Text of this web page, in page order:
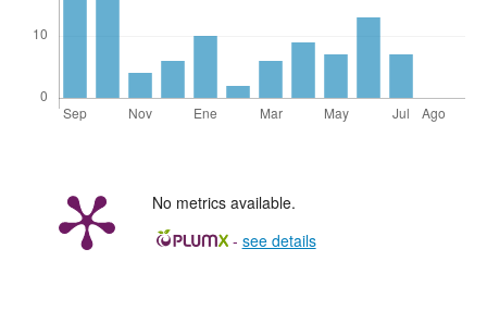
No metrics available.
- see details